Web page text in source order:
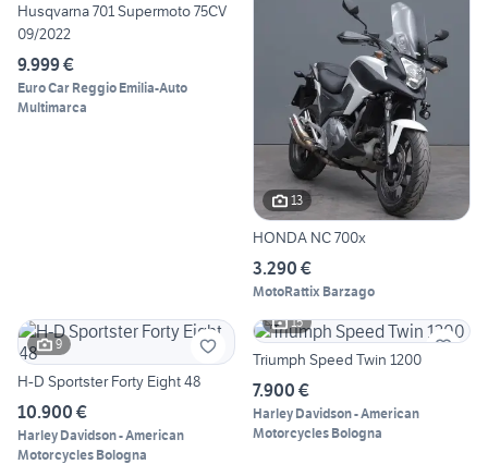
Husqvarna 701 Supermoto 75CV
09/2022
9.999 €
Euro Car Reggio Emilia-Auto
Multimarca
13
HONDA NC 700x
3.290 €
MotoRattix Barzago
9
H-D Sportster Forty Eight 48
10.900 €
Harley Davidson - American
Motorcycles Bologna
15
Triumph Speed Twin 1200
7.900 €
Harley Davidson - American
Motorcycles Bologna